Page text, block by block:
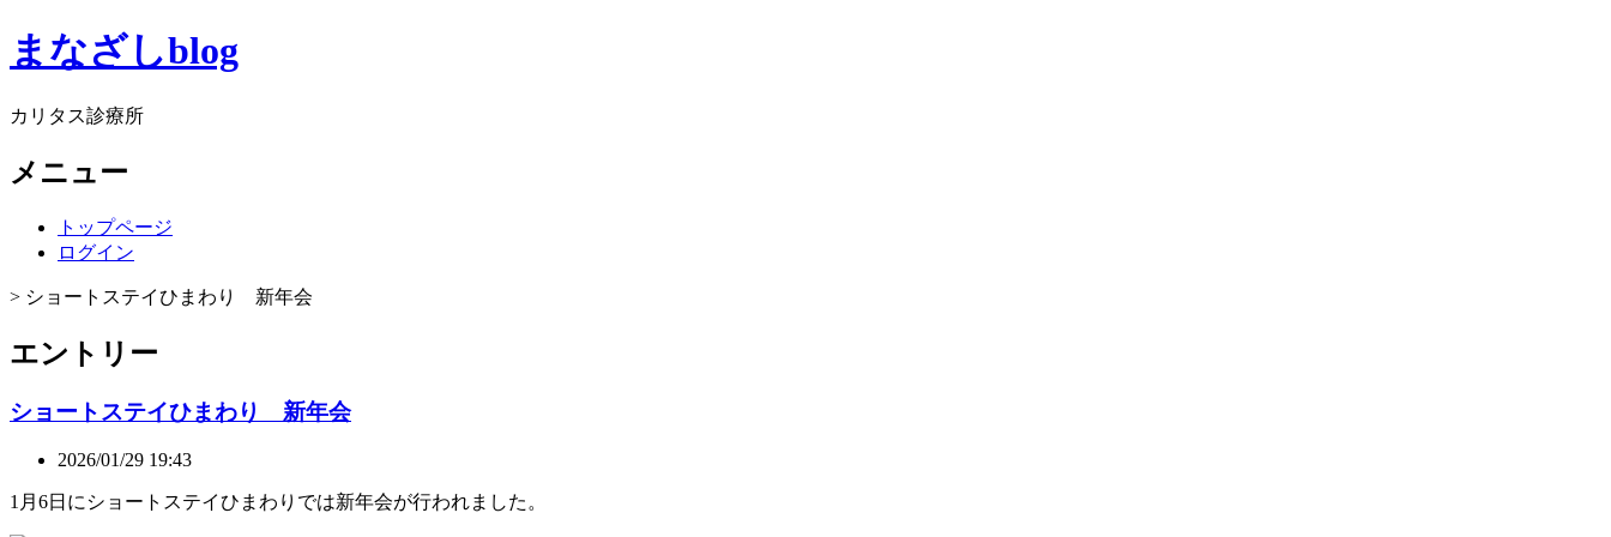
まなざしblog
カリタス診療所
メニュー
トップページ
ログイン
> ショートステイひまわり 新年会
エントリー
ショートステイひまわり 新年会
2026/01/29 19:43
1月6日にショートステイひまわりでは新年会が行われました。